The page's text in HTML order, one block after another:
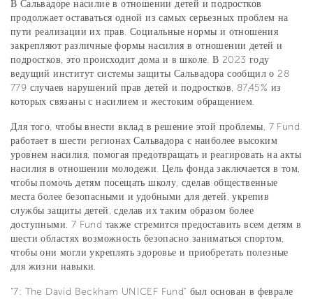
В Сальвадоре насилие в отношении детей и подростков
продолжает оставаться одной из самых серьезных проблем на
пути реализации их прав. Социальные нормы и отношения
закрепляют различные формы насилия в отношении детей и
подростков, это происходит дома и в школе. В 2023 году
ведущий институт системы защиты Сальвадора сообщил о 28
779 случаев нарушений прав детей и подростков, 87,45% из
которых связаны с насилием и жестоким обращением.
Для того, чтобы внести вклад в решение этой проблемы, 7 Fund
работает в шести регионах Сальвадора с наиболее высоким
уровнем насилия, помогая предотвращать и реагировать на акты
насилия в отношении молодежи. Цель фонда заключается в том,
чтобы помочь детям посещать школу, сделав общественные
места более безопасными и удобными для детей, укрепив
службы защиты детей, сделав их таким образом более
доступными. 7 Fund также стремится предоставить всем детям в
шести областях возможность безопасно заниматься спортом,
чтобы они могли укреплять здоровье и приобретать полезные
для жизни навыки.
"7: The David Beckham UNICEF Fund" был основан в феврале